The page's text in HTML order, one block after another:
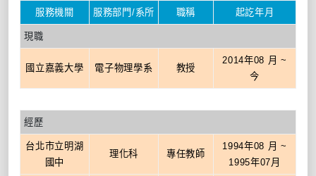
服務機關 服務部門/系所 職稱 起訖年月
現職
國立嘉義大學 電子物理學系 教授
2014年08 月 ~
今
經歷
台北市立明湖
國中
理化科 專任教師
1994年08 月 ~
1995年07月